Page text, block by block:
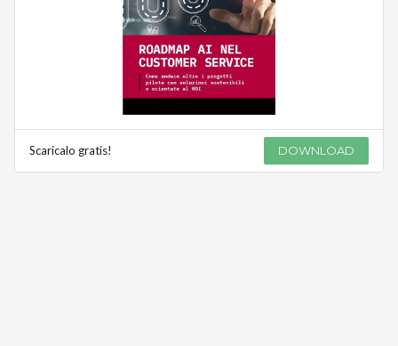
Scaricalo gratis! DOWNLOAD